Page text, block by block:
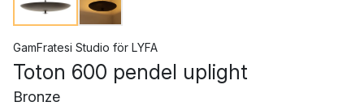
GamFratesi Studio för LYFA
Toton 600 pendel uplight
Bronze